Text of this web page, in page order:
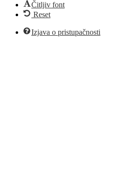
Čitljiv font
Reset
Izjava o pristupačnosti